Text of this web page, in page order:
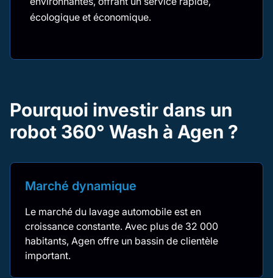
écologique et économique.
Pourquoi investir dans un
robot 360° Wash à Agen ?
Marché dynamique
Le marché du lavage automobile est en
croissance constante. Avec plus de 32 000
habitants, Agen offre un bassin de clientèle
important.